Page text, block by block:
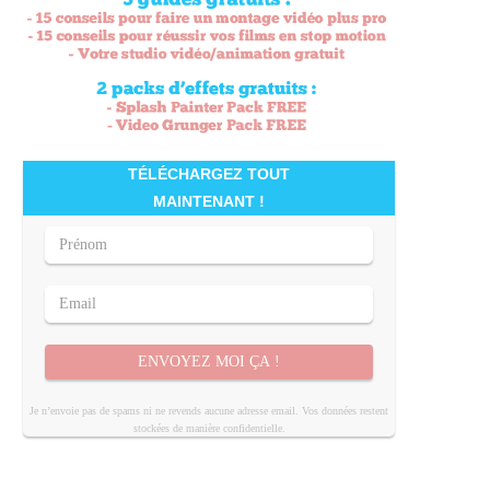
TÉLÉCHARGEZ TOUT
MAINTENANT !
ENVOYEZ MOI ÇA !
Je n’envoie pas de spams ni ne revends aucune adresse email. Vos données restent
stockées de manière confidentielle.